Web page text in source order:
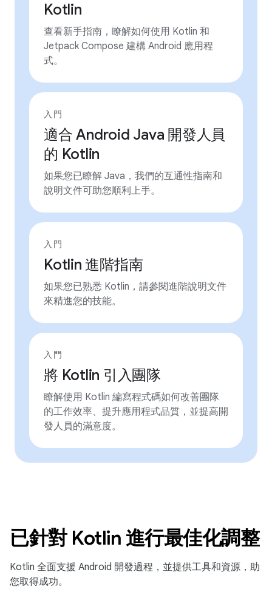
Kotlin
查看新手指南，瞭解如何使用 Kotlin 和
Jetpack Compose 建構 Android 應用程
式。
入門
適合 Android Java 開發人員
的 Kotlin
如果您已瞭解 Java，我們的互通性指南和
說明文件可助您順利上手。
入門
Kotlin 進階指南
如果您已熟悉 Kotlin，請參閱進階說明文件
來精進您的技能。
入門
將 Kotlin 引入團隊
瞭解使用 Kotlin 編寫程式碼如何改善團隊
的工作效率、提升應用程式品質，並提高開
發人員的滿意度。
已針對 Kotlin 進行最佳化調整
Kotlin 全面支援 Android 開發過程，並提供工具和資源，助
您取得成功。